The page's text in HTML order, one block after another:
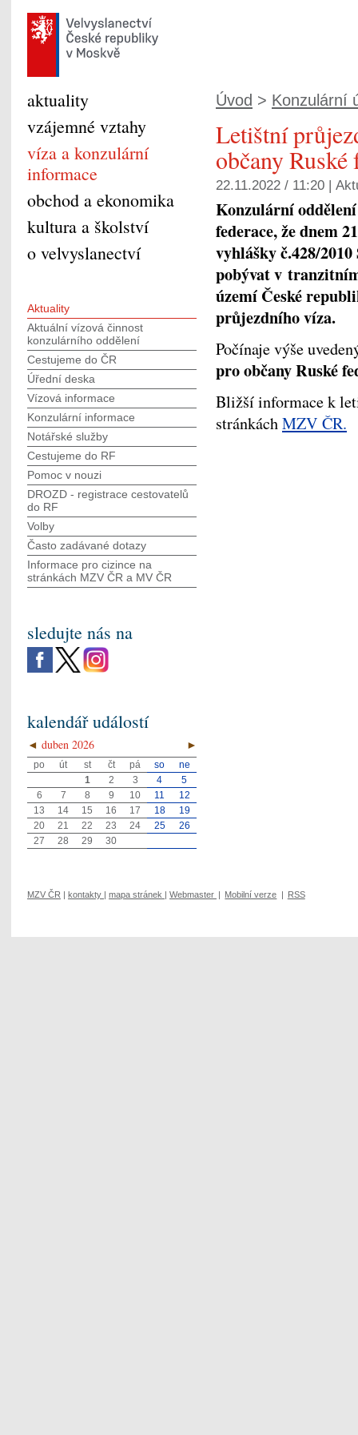
Úvod > Konzulární
Letištní
občany Ruské
22.11.2022 / 11:20 |
Konzulární
federace, že dnem
vyhlášky č.428/
pobývat v
území České
průjezdního víza.
Počínaje výše
pro občany Ruské
Bližší informace k
stránkáchMZV ČR.
aktuality
vzájemné vztahy
víza a konzulární
informace
obchod a ekonomika
kultura a školství
o velvyslanectví
Aktuality
Aktuální vízová činnost
konzulárního oddělení
Cestujeme do ČR
Úřední deska
Vízová informace
Konzulární informace
Notářské služby
Cestujeme do RF
Pomoc v nouzi
DROZD - registrace cestovatelů
do RF
Volby
Často zadávané dotazy
Informace pro cizince na
stránkách MZV ČR а MV ČR
sledujte nás na
kalendář událostí
◄ ►
duben 2026
po út st čt pá so
ne
1
2 3 4
5
6
7 8 9 10 11
12
13
14 15 16 17 18
19
20
21 22 23 24 25
26
27
28 29 30
MZV ČR kontakty mapa stránek Webmaster Mobilní verze RSS